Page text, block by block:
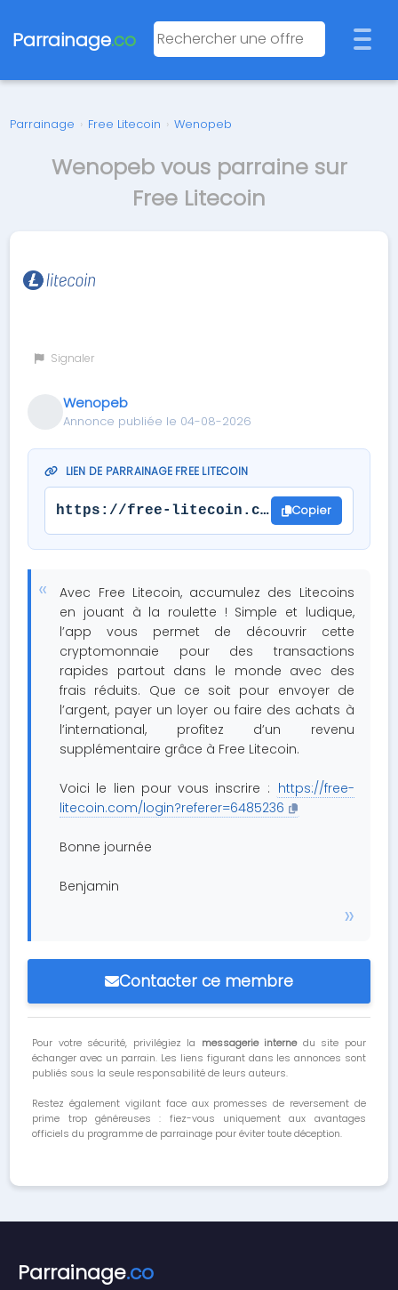
Parrainage.co
Parrainage › Free Litecoin › Wenopeb
Wenopeb vous parraine sur
Free Litecoin
Signaler
Wenopeb
Annonce publiée le 04-08-2026
LIEN DE PARRAINAGE FREE LITECOIN
https://free-litecoin.com/ Copier
Avec Free Litecoin, accumulez des Litecoins
en jouant à la roulette ! Simple et ludique,
l’app vous permet de découvrir cette
cryptomonnaie pour des transactions
rapides partout dans le monde avec des
frais réduits. Que ce soit pour envoyer de
l’argent, payer un loyer ou faire des achats à
l’international, profitez d’un revenu
supplémentaire grâce à Free Litecoin.
Voici le lien pour vous inscrire : https://free-
litecoin.com/login?referer=6485236
Bonne journée
Benjamin
Contacter ce membre
Pour votre sécurité, privilégiez la messagerie internedu site pour
échanger avec un parrain. Les liens figurant dans les annonces sont
publiés sous la seule responsabilité de leurs auteurs.
Restez également vigilant face aux promesses de reversement de
prime trop généreuses : fiez-vous uniquement aux avantages
officiels du programme de parrainage pour éviter toute déception.
Parrainage.co